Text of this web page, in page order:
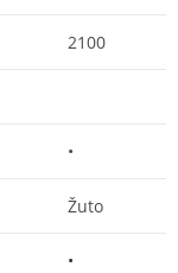
2100
•
Žuto
•